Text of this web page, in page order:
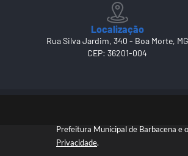
Prefeitura Municipal de Barbacena e
Privacidade.
Localização
Rua Silva Jardim, 340 - Boa Morte, MG
CEP: 36201-004